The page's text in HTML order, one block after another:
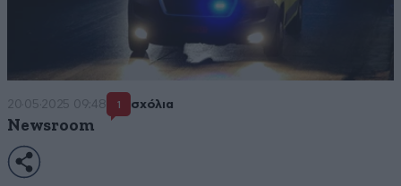
20·05·2025 09:48 1 σχόλια
Newsroom